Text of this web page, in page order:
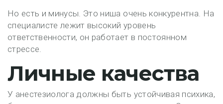
Но есть и минусы. Это ниша очень конкурентна. На
специалисте лежит высокий уровень
ответственности, он работает в постоянном
стрессе.
Личные качества
У анестезиолога должны быть устойчивая психика,